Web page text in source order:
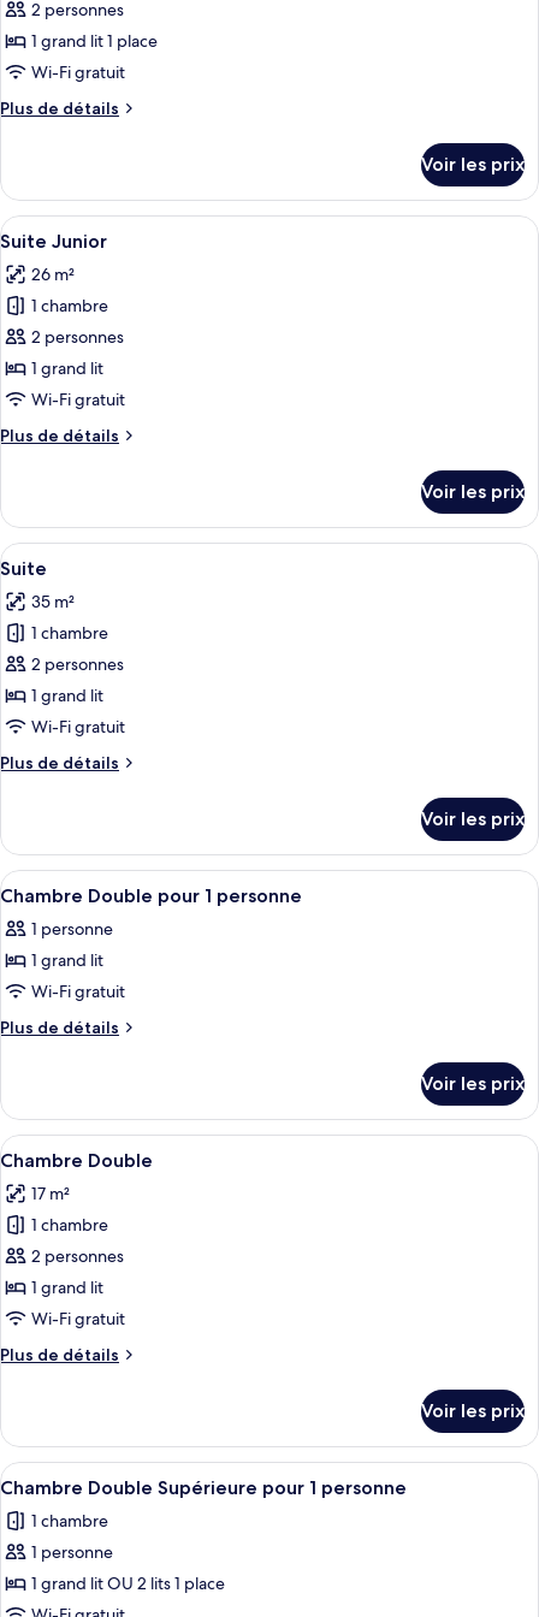
pour
ce
type
chambre :
Économique
2 personnes
1 grand lit 1 place
Wi-Fi gratuit
Plus de détails
Plus
le
type
de
Chambre
Double
Économique
Voir les prix
Afficher
toutes
les
photos
pour
ce
type
chambre :
Literie de qualité supérieure,
4
Suite Junior
26 m²
1 chambre
2 personnes
1 grand lit
Wi-Fi gratuit
Plus de détails
Plus
le
type
de
Suite
Junior
Voir les prix
Afficher
toutes
les
photos
pour
ce
type
chambre :
Une terrasse sur le toit, aménagée
9
Suite
35 m²
1 chambre
2 personnes
1 grand lit
Wi-Fi gratuit
Plus de détails
Plus
le
type
de
Suite
Voir les prix
Afficher
toutes
les
photos
pour
ce
chambre :
Chambre
Double
pour
personne
Une chambre d’hôtel avec un lit, un
5
Chambre Double pour 1 personne
1 personne
1 grand lit
Wi-Fi gratuit
Plus de détails
Plus
le
type
de
Chambre
Double
pour
personne
Voir les prix
Afficher
toutes
les
photos
pour
ce
type
chambre :
Une chambre d’hôtel avec un lit, un
8
Chambre Double
17 m²
1 chambre
2 personnes
1 grand lit
Wi-Fi gratuit
Plus de détails
Plus
le
type
de
Chambre
Double
Voir les prix
Afficher
toutes
les
photos
pour
Une chambre d’hôtel avec un
5
Chambre Double Supérieure pour 1 personne
1 chambre
1 personne
1 grand lit OU 2 lits 1 place